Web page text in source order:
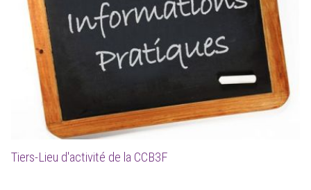
Tiers-Lieu d'activité de la CCB3F